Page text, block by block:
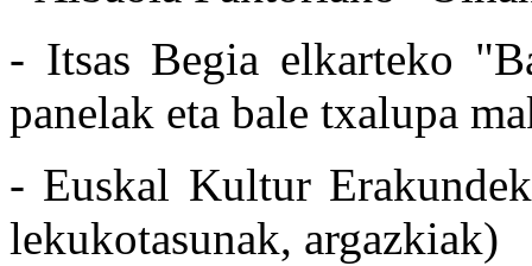
- Itsas Begia elkarteko
panelak eta bale txalupa
- Euskal Kultur
lekukotasunak, argazkiak)